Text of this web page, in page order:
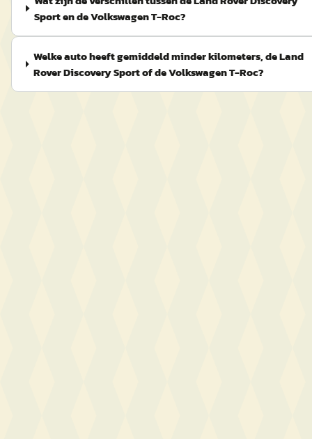
Sport en de Volkswagen T-Roc?
Welke auto heeft gemiddeld minder kilometers, de Land
Rover Discovery Sport of de Volkswagen T-Roc?